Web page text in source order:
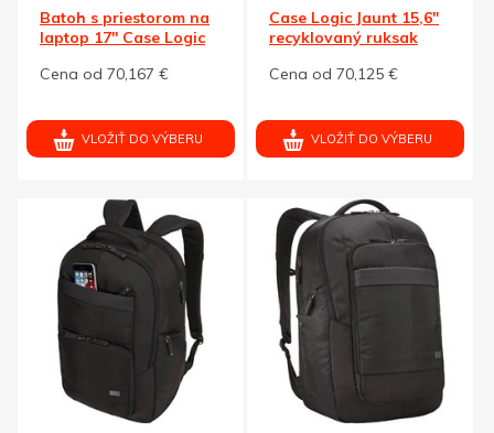
Batoh s priestorom na
laptop 17" Case Logic
Cena od 70,167 €
VLOŽIŤ DO VÝBERU
Case Logic Jaunt 15,6"
recyklovaný ruksak
Cena od 70,125 €
VLOŽIŤ DO VÝBERU